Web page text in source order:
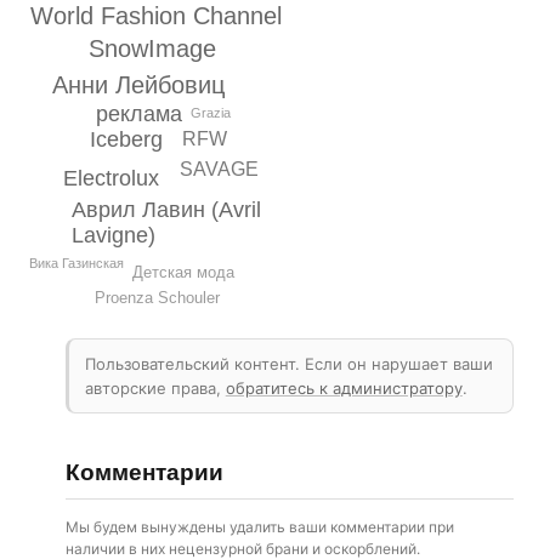
SnowImage
World Fashion Channel
Анни Лейбовиц
реклама
Iceberg
Electrolux
Аврил Лавин (Avril
Lavigne)
RFW
SAVAGE
Детская мода
Proenza Schouler
Вика Газинская
Grazia
Пользовательский контент. Если он нарушает ваши
авторские права, обратитесь к администратору.
Комментарии
Мы будем вынуждены удалить ваши комментарии при
наличии в них нецензурной брани и оскорблений.